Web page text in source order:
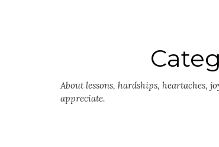
About lessons, hardships, heartaches,
appreciate.